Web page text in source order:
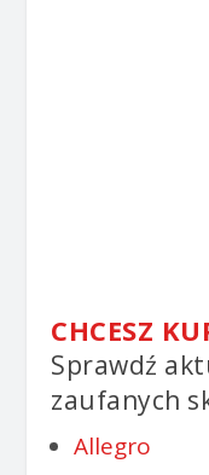
CHCESZ
Sprawdź
zaufanych
Allegro